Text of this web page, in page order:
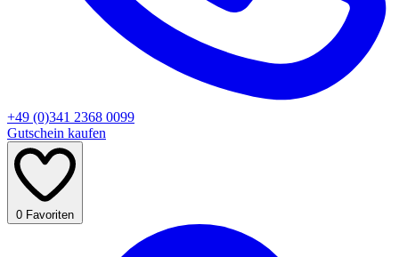
+49 (0)341 2368 0099
Gutschein kaufen
0 Favoriten